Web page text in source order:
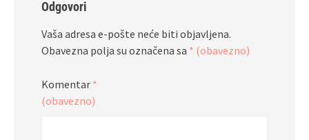
Odgovori
Vaša adresa e-pošte neće biti objavljena.
Obavezna polja su označena sa * (obavezno)
Komentar *
(obavezno)